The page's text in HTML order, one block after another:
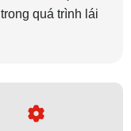
quá trình lái